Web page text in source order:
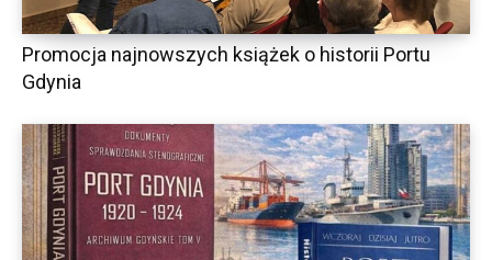
Promocja najnowszych książek o historii Portu
Gdynia